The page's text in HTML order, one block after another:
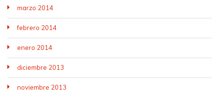
marzo 2014
febrero 2014
enero 2014
diciembre 2013
noviembre 2013